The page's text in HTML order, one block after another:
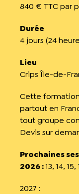
840 € TTC par
Durée
4 jours (24
Lieu
Crips Île-de-
Cette
partout en
tout groupe
Devis sur
Prochaines
2026 :13, 14,
2027 :